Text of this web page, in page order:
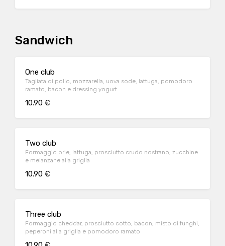
Sandwich
One club
Tagliata di pollo, mozzarella, uova sode, lattuga, pomodoro
ramato, bacon e dressing yogurt
10.90 €
Two club
Formaggio brie, lattuga, prosciutto crudo nostrano, zucchine
e melanzane alla griglia
10.90 €
Three club
Formaggio cheddar, prosciutto cotto, bacon, misto di funghi,
peperoni alla griglia e pomodoro ramato